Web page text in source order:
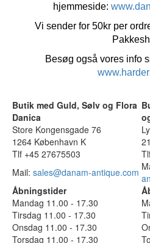
hjemmeside:
Vi sender for 50kr per
Besøg også vores info
Butik med Guld, Sølv og Flora
Danica
Store Kongensgade 76
1264 København K
Tlf +45 27675503
Mail: sales@danam-antique.com
Åbningstider
Mandag 11.00 - 17.30
Tirsdag 11.00 - 17.30
Onsdag 11.00 - 17.30
Torsdag 11.00 - 17.30